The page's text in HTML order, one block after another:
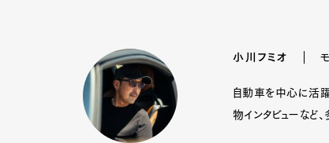
小川フミオ
自動車を中心に活躍
物インタビューなど